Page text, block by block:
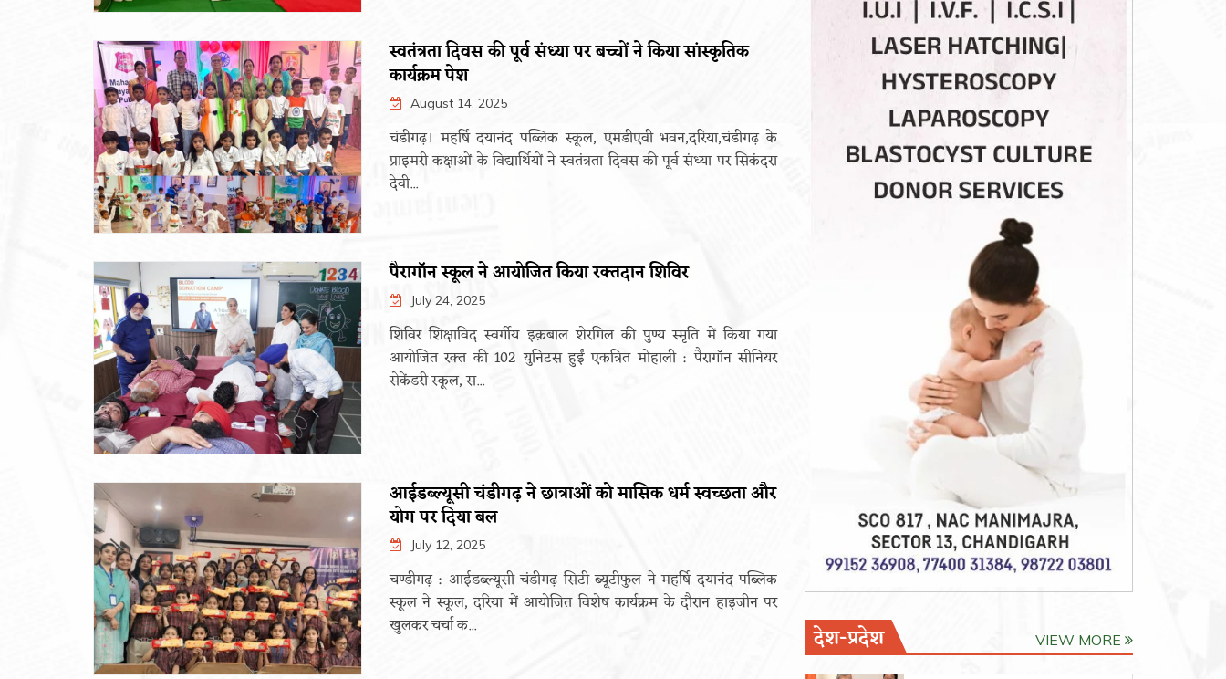
स्वतंत्रता दिवस की पूर्व संध्या पर बच्चों ने किया सांस्कृतिक
कार्यक्रम पेश
August 14, 2025
चंडीगढ़। महर्षि दयानंद पब्लिक स्कूल, एमडीएवी भवन,दरिया,चंडीगढ़ के
प्राइमरी कक्षाओं के विद्यार्थियों ने स्वतंत्रता दिवस की पूर्व संध्या पर सिकंदरा
देवी...
पैरागॉन स्कूल ने आयोजित किया रक्तदान शिविर
July 24, 2025
शिविर शिक्षाविद स्वर्गीय इक़बाल शेरगिल की पुण्य स्मृति में किया गया
आयोजित रक्त की 102 युनिटस हुईं एकत्रित मोहाली : पैरागॉन सीनियर
सेकेंडरी स्कूल, स...
आईडब्ल्यूसी चंडीगढ़ ने छात्राओं को मासिक धर्म स्वच्छता और
योग पर दिया बल
July 12, 2025
चण्डीगढ़ : आईडब्ल्यूसी चंडीगढ़ सिटी ब्यूटीफुल ने महर्षि दयानंद पब्लिक
स्कूल ने स्कूल, दरिया में आयोजित विशेष कार्यक्रम के दौरान हाइजीन पर
खुलकर चर्चा क...
देश-प्रदेश VIEW MORE